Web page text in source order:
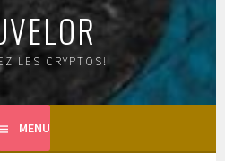
LES CRYPTOS!
MENU